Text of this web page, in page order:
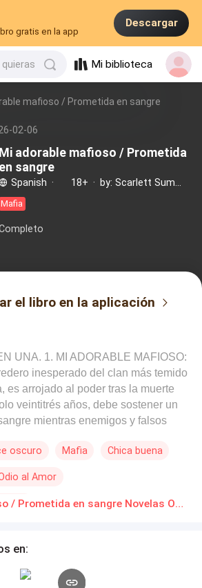
gratis en la app
Descargar
Mi biblioteca
mafioso / Prometida en sangre
02-06
Mi adorable mafioso / Prometida
en sangre
Spanish · 18+ ·
Mafia
el libro en la aplicación
UNA. 1. MI ADORABLE MAFIOSO:
inesperado del clan más temido
es arrojado al poder tras la muerte
veintitrés años, debe sostener un
mientras enemigos y falsos
jamás imaginó que el crimen
y aplausos, empujándola a una
dicta las reglas y la
es una debilidad mortal, Dante
mujer capaz de salvar su alma… o
oscuro Mafia Chica buena
al Amor
Mi adorable mafioso / Prometida en sangre Novelas Online Descarga gratuita de PDF
en: